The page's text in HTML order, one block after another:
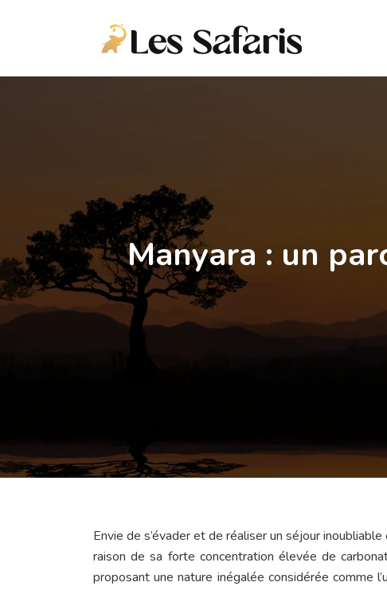
Manyara : un
Envie de s’évader et de réaliser un séjour
raison de sa forte concentration élevée de
proposant une nature inégalée considérée comme